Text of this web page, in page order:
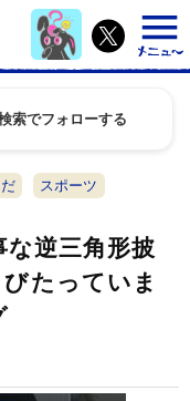
索でフォローする
スポーツ
逆三角形披
たっていま